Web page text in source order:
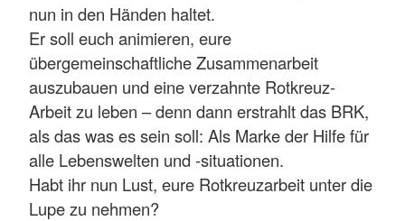
nun in den Händen haltet.
Er soll euch animieren, eure
übergemeinschaftliche Zusammenarbeit
auszubauen und eine verzahnte Rotkreuz-
Arbeit zu leben – denn dann erstrahlt das BRK,
als das was es sein soll: Als Marke der Hilfe für
alle Lebenswelten und -situationen.
Habt ihr nun Lust, eure Rotkreuzarbeit unter die
Lupe zu nehmen?